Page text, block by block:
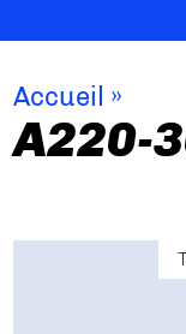
Accueil »
A220-